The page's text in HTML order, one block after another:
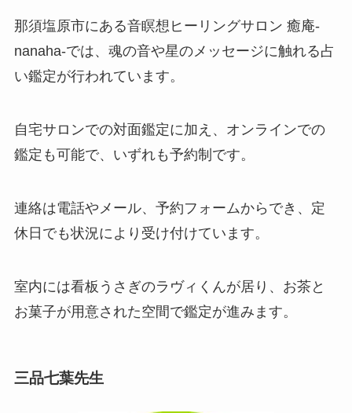
那須塩原市にある音瞑想ヒーリングサロン 癒庵-
nanaha-では、魂の音や星のメッセージに触れる占
い鑑定が行われています。
自宅サロンでの対面鑑定に加え、オンラインでの
鑑定も可能で、いずれも予約制です。
連絡は電話やメール、予約フォームからでき、定
休日でも状況により受け付けています。
室内には看板うさぎのラヴィくんが居り、お茶と
お菓子が用意された空間で鑑定が進みます。
三品七葉先生